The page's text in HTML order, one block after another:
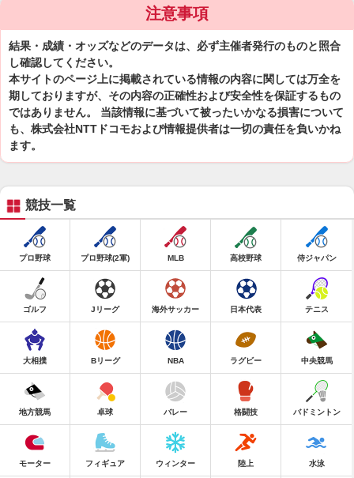
注意事項
結果・成績・オッズなどのデータは、必ず主催者発行のものと照合
し確認してください。
本サイトのページ上に掲載されている情報の内容に関しては万全を
期しておりますが、その内容の正確性および安全性を保証するもの
ではありません。 当該情報に基づいて被ったいかなる損害について
も、株式会社NTTドコモおよび情報提供者は一切の責任を負いかね
ます。
競技一覧
プロ野球 プロ野球(2軍) MLB 高校野球 侍ジャパン
ゴルフ Jリーグ 海外サッカー 日本代表 テニス
大相撲 Bリーグ NBA ラグビー 中央競馬
地方競馬 卓球 バレー 格闘技 バドミントン
モーター フィギュア ウィンター 陸上 水泳